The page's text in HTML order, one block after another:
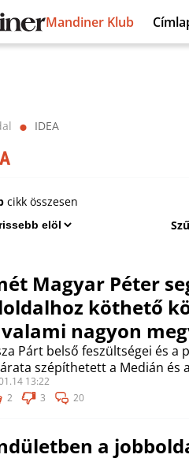
Mandiner Klub
⬤ IDEA
cikk összesen
Magyar Péter
köthető
nagyon
Párt belső feszültségei és a
szépíthetett a Medián és
13:22
2
3 20
a